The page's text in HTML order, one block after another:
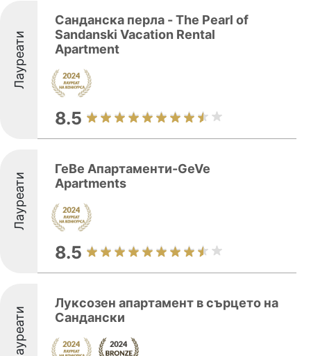
Лауреати
Санданска перла - The Pearl of
Sandanski Vacation Rental
Apartment
8.5
Лауреати
ГеВе Апартаменти-GeVe
Apartments
8.5
Лауреати
Луксозен апартамент в сърцето на
Сандански